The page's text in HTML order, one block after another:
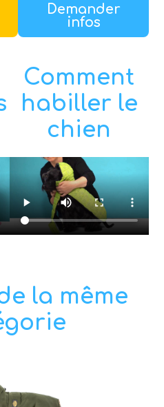
Demander
infos
Comment
habiller le
chien
la même